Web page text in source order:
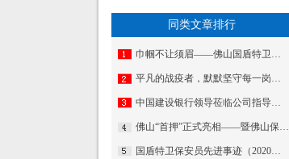
同类文章排行
巾帼不让须眉——佛山国盾特卫女保安风采
平凡的战疫者，默默坚守每一岗——国盾特卫在平凡岗位里贡献着自己的一分力量
中国建设银行领导莅临公司指导工作
佛山“首押”正式亮相——暨佛山保安押运公司启动仪式
国盾特卫保安员先进事迹（2020第一期）